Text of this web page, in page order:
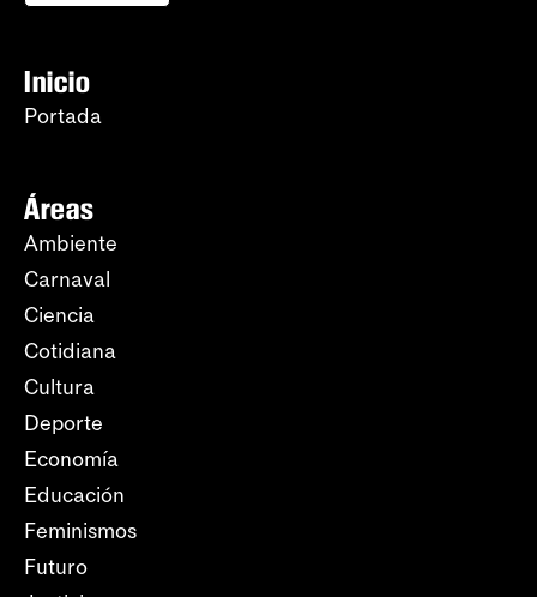
Inicio
Portada
Áreas
Ambiente
Carnaval
Ciencia
Cotidiana
Cultura
Deporte
Economía
Educación
Feminismos
Futuro